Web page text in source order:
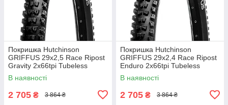
Покришка Hutchinson
GRIFFUS 29х2,5 Race Ripost
Gravity 2x66tpi Tubeless
Ready Складана Black
В наявності
2 705 ₴ 3 864 ₴
Покришка Hutchinson
GRIFFUS 29х2,4 Race Ripost
Enduro 2x66tpi Tubeless
Ready Складана Black
В наявності
2 705 ₴ 3 864 ₴